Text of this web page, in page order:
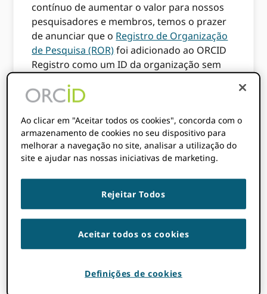
contínuo de aumentar o valor para nossos
pesquisadores e membros, temos o prazer
de anunciar que o Registro de Organização
de Pesquisa (ROR)foi adicionado ao ORCID
Registro como um ID da organização sem
com a API e nosso Affiliation Manager para
instituições de pesquisa, facilitando assim o
rastreamento do impacto da pesquisa
institucional. ORCIDAs afiliações da própria
equipe agora foram atualizadas para incluir
um ROR ID!
Ao clicar em "Aceitar todos os cookies", concorda com o
armazenamento de cookies no seu dispositivo para
melhorar a navegação no site, analisar a utilização do
site e ajudar nas nossas iniciativas de marketing.
Rejeitar Todos
Aceitar todos os cookies
Definições de cookies